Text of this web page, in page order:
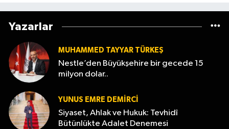
Yazarlar
MUHAMMED TAYYAR TÜRKEŞ
Nestle’den Büyükşehire bir gecede 15
milyon dolar..
YUNUS EMRE DEMIRCI
Siyaset, Ahlak ve Hukuk: Tevhidî
Bütünlükte Adalet Denemesi